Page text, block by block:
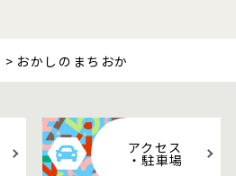
おかしのまちおか
アクセス
・駐車場